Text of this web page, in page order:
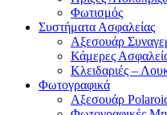
Φωτισμός
Συστήματα Ασφαλείας
Αξεσουάρ
Κάμερες
Κλειδαριές –
Φωτογραφικά
Αξεσουάρ